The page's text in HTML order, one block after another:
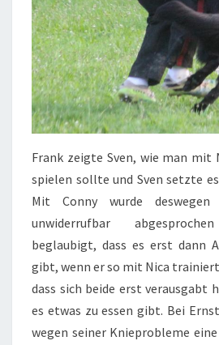
Frank zeigte Sven, wie man
spielen sollte und Sven setzte
Mit Conny wurde
unwiderrufbar
beglaubigt, dass es erst dann
gibt, wenn er so mit Nica
dass sich beide erst verausgabt
es etwas zu essen gibt. Bei
wegen seiner Knieprobleme